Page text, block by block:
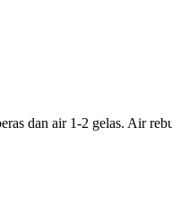
dan air 1-2 gelas. Air